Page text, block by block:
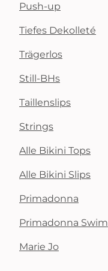
Push-up
Tiefes Dekolleté
Trägerlos
Still-BHs
Taillenslips
Strings
Alle Bikini Tops
Alle Bikini Slips
Primadonna
Primadonna Swim
Marie Jo